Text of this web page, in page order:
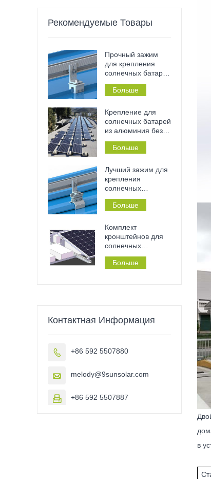
в
Рекомендуемые Товары
Прочный зажим
для крепления
солнечных батарей
– нержавеющий,
не требующий
установки без
инструментов на
металлические
Больше
Крепление для
солнечных батарей
из алюминия без
сверления на
плоскую бетонную
для дома или
коммерческого
здания.
Больше
Лучший зажим для
крепления
солнечных
панелей на
жестяной крыше с
соединением.
Больше
Комплект
кронштейнов для
солнечных
панелей на
плоской крыше без
Больше
Контактная Информация
 +86 592 5507880
 melody@9sunsolar.com
 +86 592 5507887